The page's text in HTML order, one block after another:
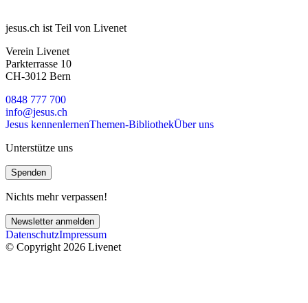
jesus.ch ist Teil von Livenet
Verein Livenet
Parkterrasse 10
CH-3012 Bern
0848 777 700
info@jesus.ch
Jesus kennenlernenThemen-BibliothekÜber uns
Unterstütze uns
Spenden
Nichts mehr verpassen!
Newsletter anmelden
DatenschutzImpressum
© Copyright 2026 Livenet